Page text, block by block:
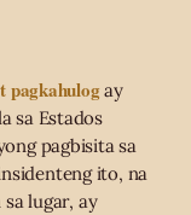
pagkahulogay
sa Estados
pagbisita sa
ito, na
lugar, ay